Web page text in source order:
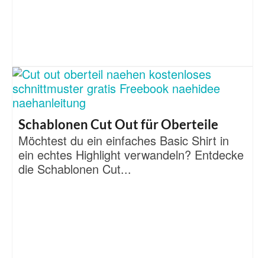
Schablonen Cut Out für Oberteile
Möchtest du ein einfaches Basic Shirt in
ein echtes Highlight verwandeln? Entdecke
die Schablonen Cut...